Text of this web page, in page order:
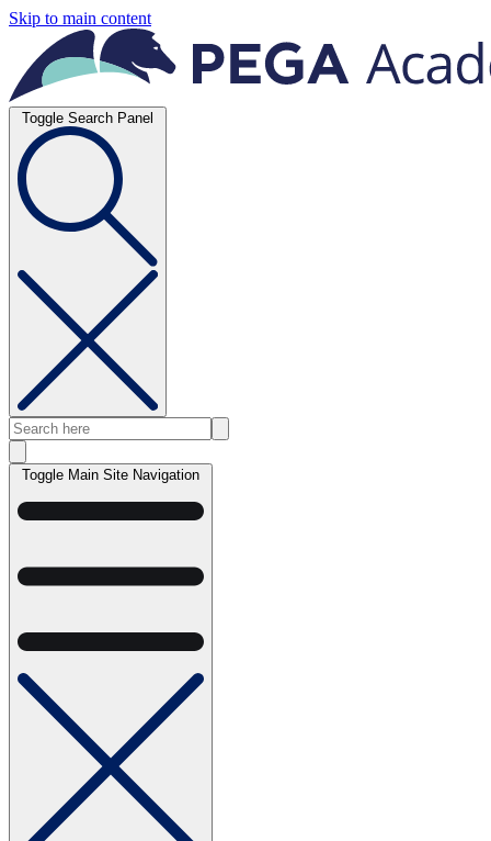
Skip to main content
Toggle Search Panel
Toggle Main Site Navigation